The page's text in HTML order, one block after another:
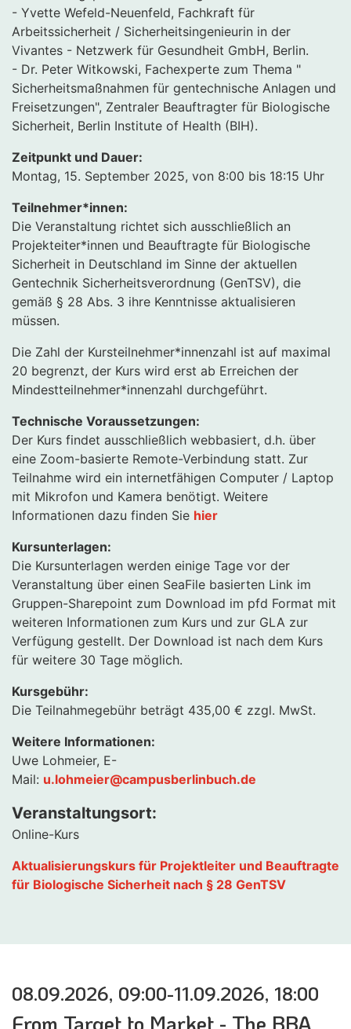
- Yvette Wefeld-Neuenfeld, Fachkraft für
Arbeitssicherheit / Sicherheitsingenieurin in der
Vivantes - Netzwerk für Gesundheit GmbH, Berlin.
- Dr. Peter Witkowski, Fachexperte zum Thema "
Sicherheitsmaßnahmen für gentechnische Anlagen und
Freisetzungen", Zentraler Beauftragter für Biologische
Sicherheit, Berlin Institute of Health (BIH).
Zeitpunkt und Dauer:
Montag, 15. September 2025, von 8:00 bis 18:15 Uhr
Teilnehmer*innen:
Die Veranstaltung richtet sich ausschließlich an
Projekteiter*innen und Beauftragte für Biologische
Sicherheit in Deutschland im Sinne der aktuellen
Gentechnik Sicherheitsverordnung (GenTSV), die
gemäß § 28 Abs. 3 ihre Kenntnisse aktualisieren
müssen.
Die Zahl der Kursteilnehmer*innenzahl ist auf maximal
20 begrenzt, der Kurs wird erst ab Erreichen der
Mindestteilnehmer*innenzahl durchgeführt.
Technische Voraussetzungen:
Der Kurs findet ausschließlich webbasiert, d.h. über
eine Zoom-basierte Remote-Verbindung statt. Zur
Teilnahme wird ein internetfähigen Computer / Laptop
mit Mikrofon und Kamera benötigt. Weitere
Informationen dazu finden Sie hier
Kursunterlagen:
Die Kursunterlagen werden einige Tage vor der
Veranstaltung über einen SeaFile basierten Link im
Gruppen-Sharepoint zum Download im pfd Format mit
weiteren Informationen zum Kurs und zur GLA zur
Verfügung gestellt. Der Download ist nach dem Kurs
für weitere 30 Tage möglich.
Kursgebühr:
Die Teilnahmegebühr beträgt 435,00 € zzgl. MwSt.
Weitere Informationen:
Uwe Lohmeier, E-
Mail: u.lohmeier@campusberlinbuch.de
Veranstaltungsort:
Online-Kurs
Aktualisierungskurs für Projektleiter und Beauftragte
für Biologische Sicherheit nach § 28 GenTSV
08.09.2026, 09:00-11.09.2026, 18:00
From Target to Market - The BBA